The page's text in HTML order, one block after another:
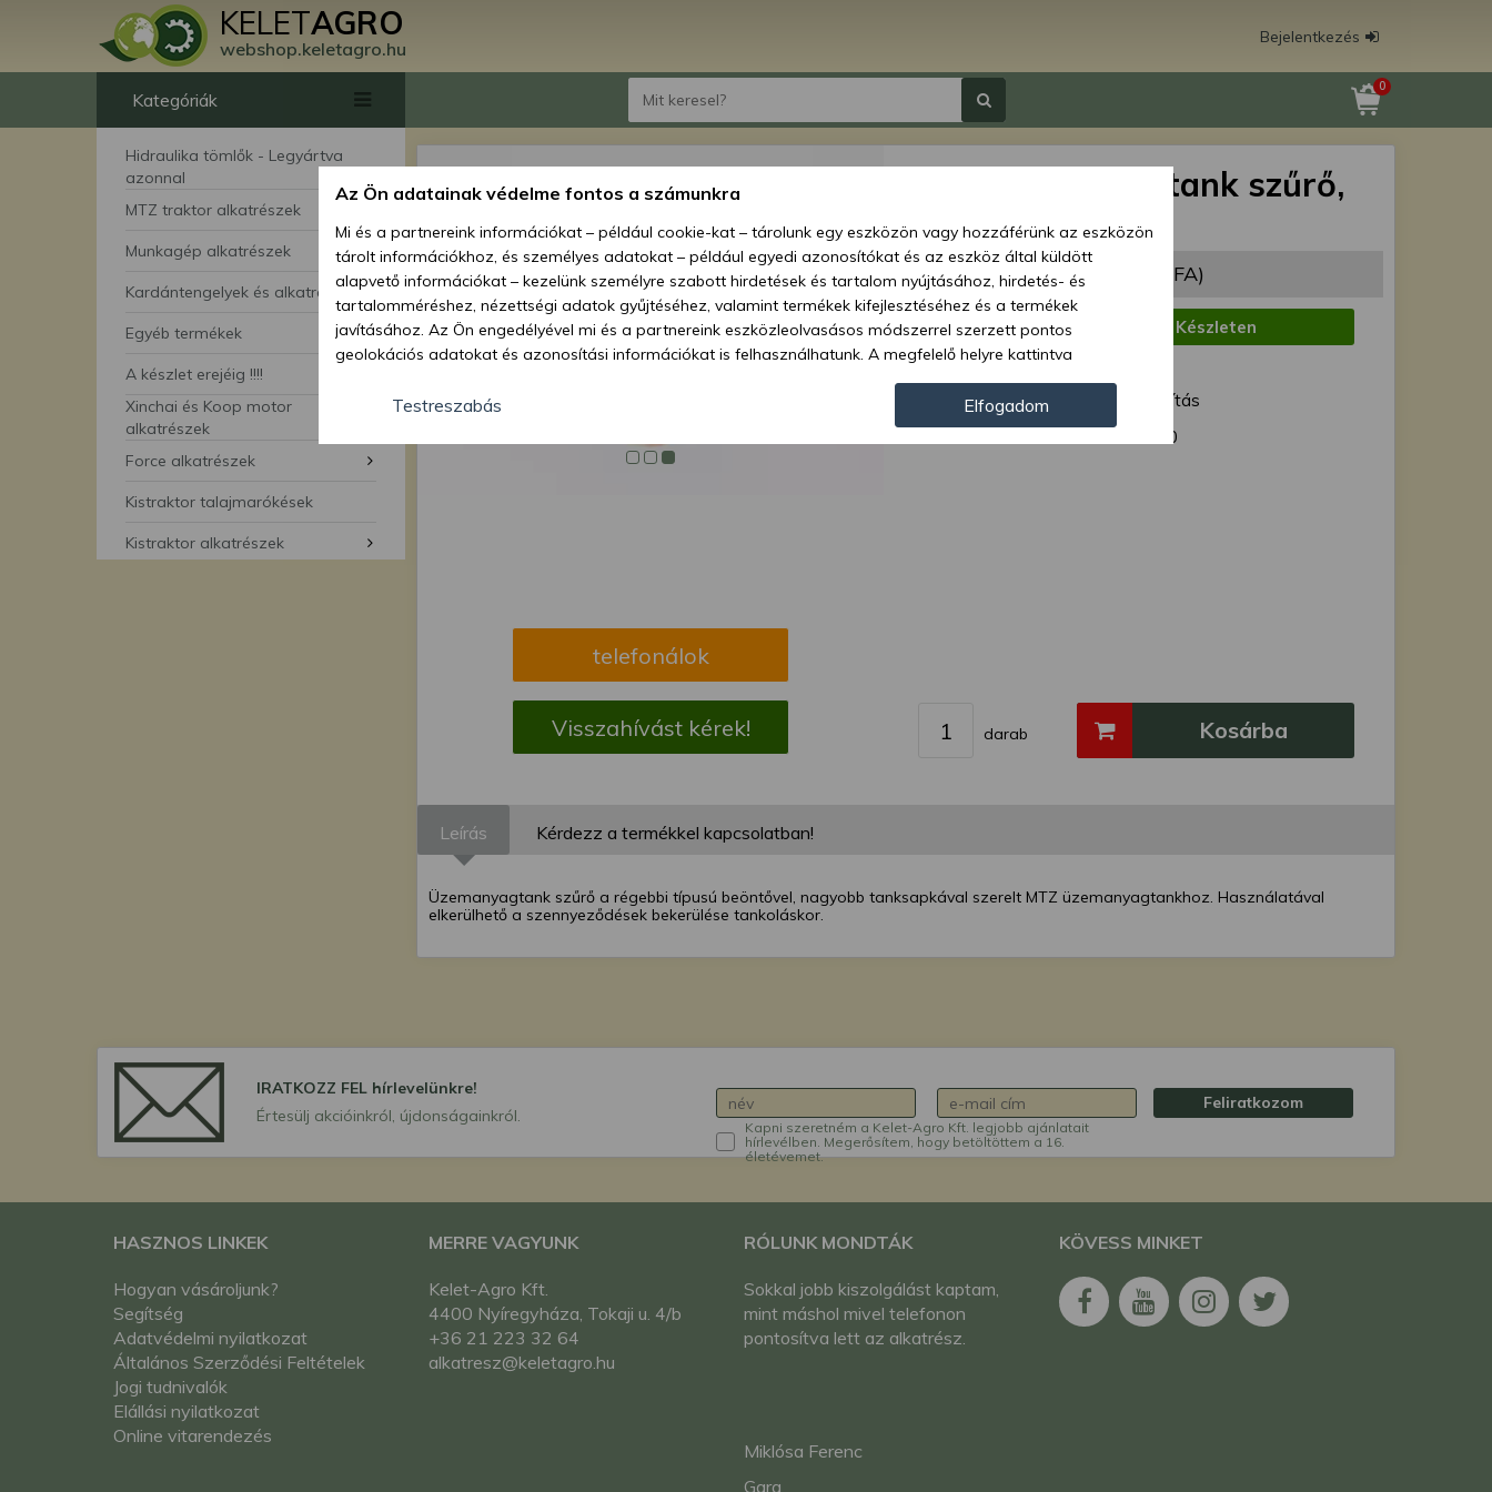
KELETAGRO
webshop.keletagro.hu
Bejelentkezés
Kategóriák
Hidraulika tömlők - Legyártva
azonnal
MTZ traktor alkatrészek
Munkagép alkatrészek
Kardántengelyek és alkatrészei
Egyéb termékek
A készlet erejéig !!!!
Xinchai és Koop motor
alkatrészek
Force alkatrészek
Kistraktor talajmarókések
Kistraktor alkatrészek
0
telefonálok
Visszahívást kérek!
MTZ üzemanyag tank szűrő,
non-original
Ár: 1 334 Ft (1 050 Ft + ÁFA)
Elérhetőség:
Készleten
Szállítás:
Szállítási mód:
Normál szállítás
70- 1101080
darab Kosárba
Leírás Kérdezz a termékkel kapcsolatban!
Üzemanyagtank szűrő a régebbi típusú beöntővel, nagyobb tanksapkával szerelt MTZ üzemanyagtankhoz. Használatával
elkerülhető a szennyeződések bekerülése tankoláskor.
IRATKOZZ FEL hírlevelünkre!
Értesülj akcióinkról, újdonságainkról.
Kapni szeretném a Kelet-Agro Kft. legjobb ajánlatait
hírlevélben. Megerősítem, hogy betöltöttem a 16.
életévemet.
Feliratkozom
HASZNOS LINKEK
Hogyan vásároljunk?
Segítség
Adatvédelmi nyilatkozat
Általános Szerződési Feltételek
Jogi tudnivalók
Elállási nyilatkozat
Online vitarendezés
MERRE VAGYUNK
Kelet-Agro Kft.
4400 Nyíregyháza, Tokaji u. 4/b
+36 21 223 32 64
alkatresz@keletagro.hu
RÓLUNK MONDTÁK
Sokkal jobb kiszolgálást kaptam,
mint máshol mivel telefonon
pontosítva lett az alkatrész.
Miklósa Ferenc
Gara
KÖVESS MINKET
Az Ön adatainak védelme fontos a számunkra
Mi és a partnereink információkat – például cookie-kat – tárolunk egy eszközön vagy hozzáférünk az eszközön
tárolt információkhoz, és személyes adatokat – például egyedi azonosítókat és az eszköz által küldött
alapvető információkat – kezelünk személyre szabott hirdetések és tartalom nyújtásához, hirdetés- és
tartalomméréshez, nézettségi adatok gyűjtéséhez, valamint termékek kifejlesztéséhez és a termékek
javításához. Az Ön engedélyével mi és a partnereink eszközleolvasásos módszerrel szerzett pontos
geolokációs adatokat és azonosítási információkat is felhasználhatunk. A megfelelő helyre kattintva
hozzájárulhat ahhoz, hogy mi és a partnereink a fent leírtak szerint adatkezelést végezzünk. Másik
lehetőségként a hozzájárulás megadása vagy elutasítása előtt részletesebb információkhoz juthat, és
megváltoztathatja beállításait. Felhívjuk figyelmét, hogy személyes adatainak bizonyos kezeléséhez nem
feltétlenül szükséges az Ön hozzájárulása, de jogában áll tiltakozni az ilyen jellegű adatkezelés ellen. A
Testreszabás Elfogadom